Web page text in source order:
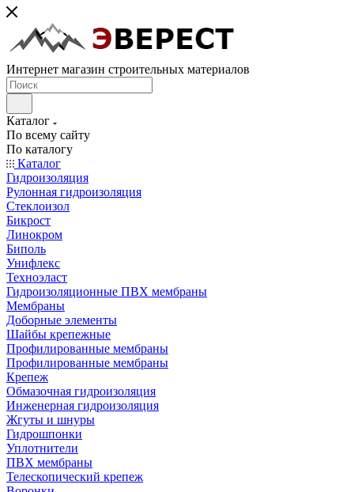
Интернет магазин строительных материалов
Каталог
По всему сайту
По каталогу
Каталог
Гидроизоляция
Рулонная гидроизоляция
Стеклоизол
Бикрост
Линокром
Биполь
Унифлекс
Техноэласт
Гидроизоляционные ПВХ мембраны
Мембраны
Доборные элементы
Шайбы крепежные
Профилированные мембраны
Профилированные мембраны
Крепеж
Обмазочная гидроизоляция
Инженерная гидроизоляция
Жгуты и шнуры
Гидрошпонки
Уплотнители
ПВХ мембраны
Телескопический крепеж